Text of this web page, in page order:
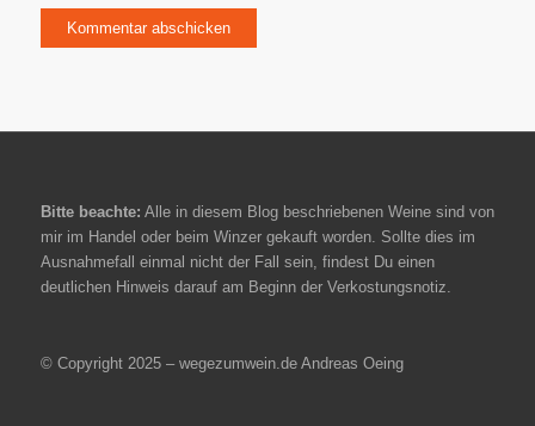
Bitte beachte: Alle in diesem Blog beschriebenen Weine sind von
mir im Handel oder beim Winzer gekauft worden. Sollte dies im
Ausnahmefall einmal nicht der Fall sein, findest Du einen
deutlichen Hinweis darauf am Beginn der Verkostungsnotiz.
© Copyright 2025 – wegezumwein.de Andreas Oeing